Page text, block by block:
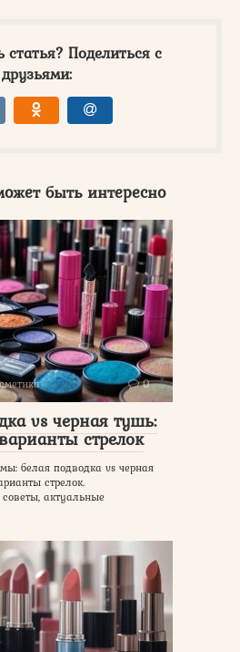
Поделиться с
друзьями:
быть интересно
0
vs черная тушь:
стрелок
белая подводка vs черная
стрелок.
актуальные